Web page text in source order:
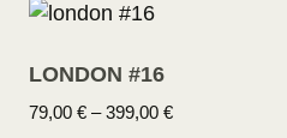
LONDON #16
79,00 €–399,00 €